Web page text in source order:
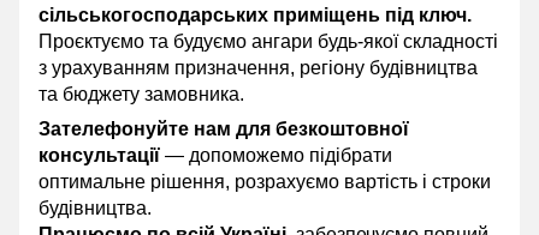
сільськогосподарських приміщень під ключ.
Проєктуємо та будуємо ангари будь-якої складності
з урахуванням призначення, регіону будівництва
та бюджету замовника.
Зателефонуйте нам для безкоштовної
консультації — допоможемо підібрати
оптимальне рішення, розрахуємо вартість і строки
будівництва.